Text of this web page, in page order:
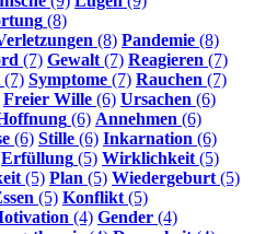
(8)
(8) Pandemie (8)
(7) Gewalt(7) Reagieren (7)
(7) Symptome (7) Rauchen (7)
Freier Wille (6) Ursachen (6)
(6) Annehmen (6)
(6) Stille (6) Inkarnation (6)
Erfüllung (5) Wirklichkeit(5)
(5) Plan (5) Wiedergeburt(5)
(5) Konflikt(5)
(4) Gender (4)